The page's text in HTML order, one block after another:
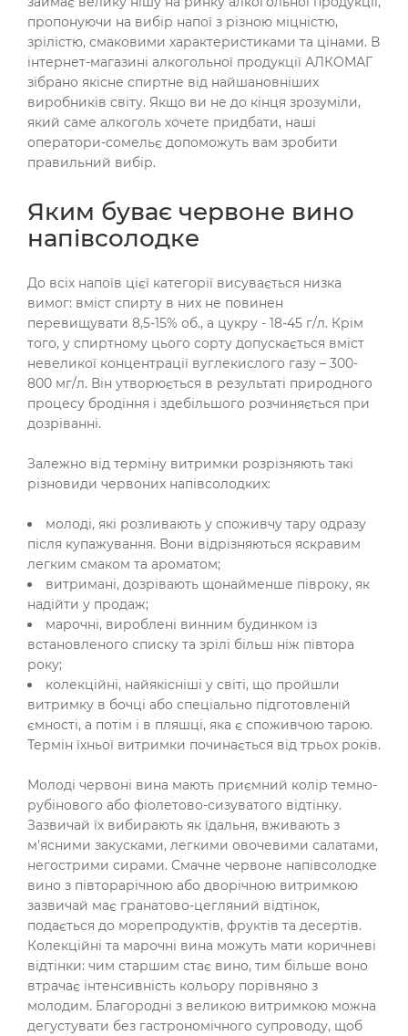
пропонуючи на вибір напої з різною міцністю,
зрілістю, смаковими характеристиками та цінами. В
інтернет-магазині алкогольної продукції АЛКОМАГ
зібрано якісне спиртне від найшановніших
виробників світу. Якщо ви не до кінця зрозуміли,
який саме алкоголь хочете придбати, наші
оператори-сомельє допоможуть вам зробити
правильний вибір.
Яким буває червоне вино
напівсолодке
До всіх напоїв цієї категорії висувається низка
вимог: вміст спирту в них не повинен
перевищувати 8,5-15% об., а цукру - 18-45 г/л. Крім
того, у спиртному цього сорту допускається вміст
невеликої концентрації вуглекислого газу – 300-
800 мг/л. Він утворюється в результаті природного
процесу бродіння і здебільшого розчиняється при
дозріванні.
Залежно від терміну витримки розрізняють такі
різновиди червоних напівсолодких:
молоді, які розливають у споживчу тару одразу
після купажування. Вони відрізняються яскравим
легким смаком та ароматом;
витримані, дозрівають щонайменше півроку, як
надійти у продаж;
марочні, вироблені винним будинком із
встановленого списку та зрілі більш ніж півтора
року;
колекційні, найякісніші у світі, що пройшли
витримку в бочці або спеціально підготовленій
ємності, а потім і в пляшці, яка є споживчою тарою.
Термін їхньої витримки починається від трьох років.
Молоді червоні вина мають приємний колір темно-
рубінового або фіолетово-сизуватого відтінку.
Зазвичай їх вибирають як їдальня, вживають з
м'ясними закусками, легкими овочевими салатами,
негострими сирами. Смачне червоне напівсолодке
вино з півторарічною або дворічною витримкою
зазвичай має гранатово-цегляний відтінок,
подається до морепродуктів, фруктів та десертів.
Колекційні та марочні вина можуть мати коричневі
відтінки: чим старшим стає вино, тим більше воно
втрачає інтенсивність кольору порівняно з
молодим. Благородні з великою витримкою можна
дегустувати без гастрономічного супроводу, щоб